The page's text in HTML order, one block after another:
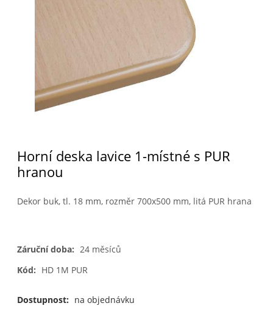
Horní deska lavice 1-místné s PUR
hranou
Dekor buk, tl. 18 mm, rozměr 700x500 mm, litá PUR hrana
Záruční doba: 24 měsíců
Kód: HD 1M PUR
Dostupnost: na objednávku